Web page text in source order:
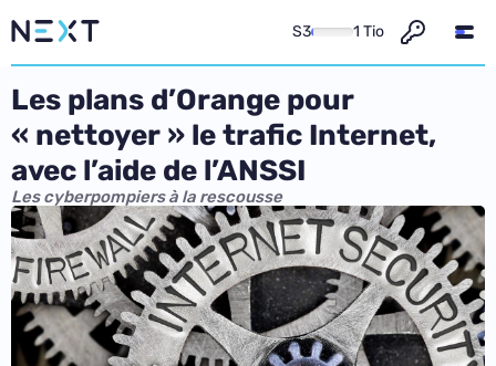
S3 1 Tio
Les plans d’Orange pour
« nettoyer » le trafic Internet,
avec l’aide de l’ANSSI
Les cyberpompiers à la rescousse